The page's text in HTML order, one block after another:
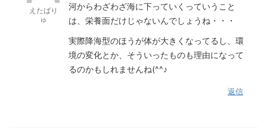
えたばり
ゅ
河からわざわざ海に下っていくっていうこと
は、栄養面だけじゃないんでしょうね・・・
実際降海型のほうが体が大きくなってるし、環
境の変化とか、そういったものも理由になって
るのかもしれませんね(^^♪
返信